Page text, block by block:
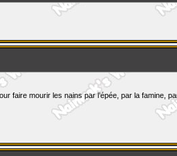
faire mourir les nains par l’épée, par la famine,